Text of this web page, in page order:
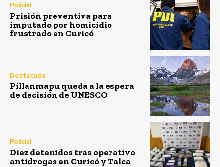
Policial
Prisión preventiva para
imputado por homicidio
frustrado en Curicó
Destacada
Pillanmapu queda a la espera
de decisión de UNESCO
Policial
Diez detenidos tras operativo
antidrogas en Curicó y Talca